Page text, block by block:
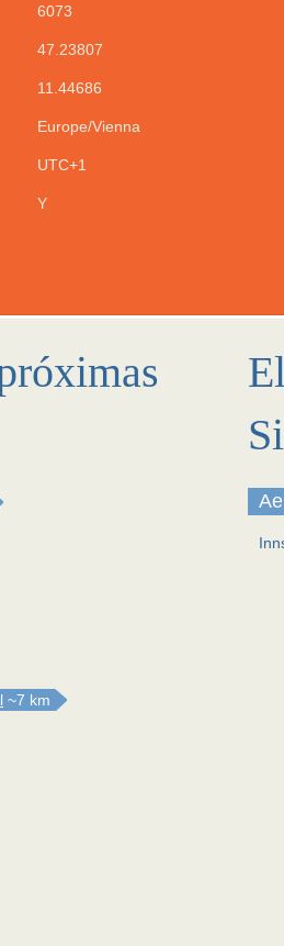
6073
47.23807
11.44686
Europe/Vienna
UTC+1
Y
~7 km